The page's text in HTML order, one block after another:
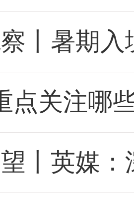
丨暑期入
点关注哪
丨英媒